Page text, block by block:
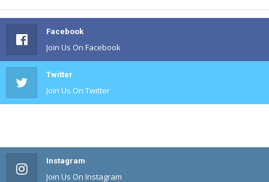
Facebook
Join Us On Facebook
Twitter
Join Us On Twitter
Instagram
Join Us On Instagram